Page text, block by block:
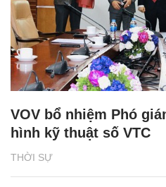
THỜI SỰ
VOV bổ nhiệm Phó
hình kỹ thuật số VTC